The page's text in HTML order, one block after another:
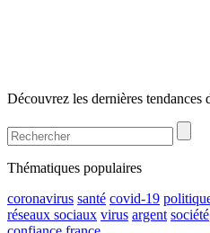
Découvrez les dernières tendances
Thématiques populaires
coronavirus santé covid-19
réseaux sociaux virus argent société